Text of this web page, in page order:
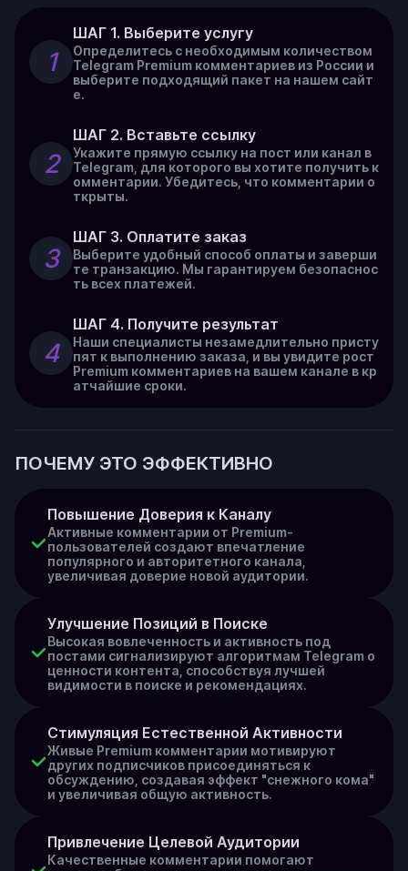
1
ШАГ 1. Выберите услугу
Определитесь с необходимым количеством
Telegram Premium комментариев из России и
выберите подходящий пакет на нашем сайт
е.
2
ШАГ 2. Вставьте ссылку
Укажите прямую ссылку на пост или канал в
Telegram, для которого вы хотите получить к
омментарии. Убедитесь, что комментарии о
ткрыты.
3
ШАГ 3. Оплатите заказ
Выберите удобный способ оплаты и заверши
те транзакцию. Мы гарантируем безопаснос
ть всех платежей.
4
ШАГ 4. Получите результат
Наши специалисты незамедлительно присту
пят к выполнению заказа, и вы увидите рост
Premium комментариев на вашем канале в кр
атчайшие сроки.
ПОЧЕМУ ЭТО ЭФФЕКТИВНО
Повышение Доверия к Каналу
Активные комментарии от Premium-
пользователей создают впечатление
популярного и авторитетного канала,
увеличивая доверие новой аудитории.
Улучшение Позиций в Поиске
Высокая вовлеченность и активность под
постами сигнализируют алгоритмам Telegram о
ценности контента, способствуя лучшей
видимости в поиске и рекомендациях.
Стимуляция Естественной Активности
Живые Premium комментарии мотивируют
других подписчиков присоединяться к
обсуждению, создавая эффект "снежного кома"
и увеличивая общую активность.
Привлечение Целевой Аудитории
Качественные комментарии помогают